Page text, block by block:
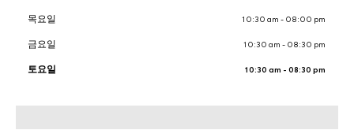
목요일 10:30 am - 08:00 pm
금요일 10:30 am - 08:30 pm
토요일 10:30 am - 08:30 pm